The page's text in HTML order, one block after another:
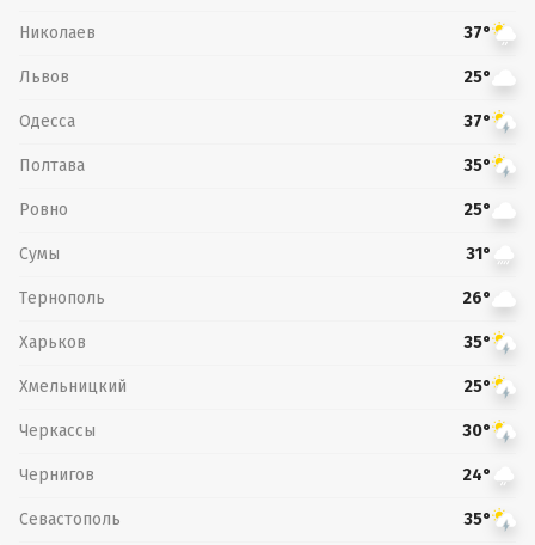
Николаев 37°
Львов 25°
Одесса 37°
Полтава 35°
Ровно 25°
Сумы 31°
Тернополь 26°
Харьков 35°
Хмельницкий 25°
Черкассы 30°
Чернигов 24°
Севастополь 35°